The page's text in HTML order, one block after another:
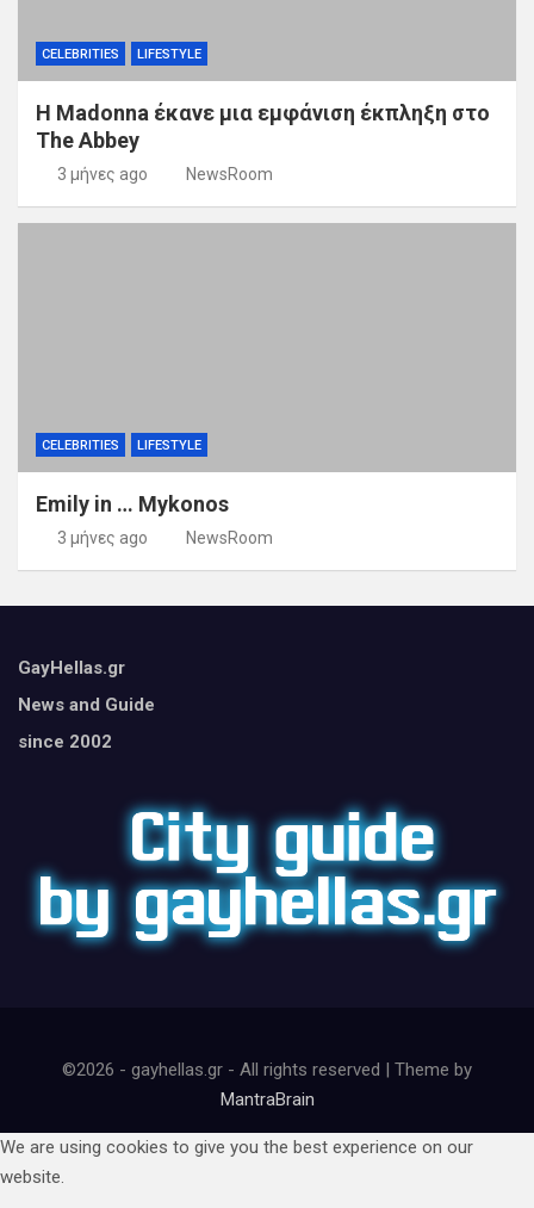
CELEBRITIES LIFESTYLE
Η Madonna έκανε μια εμφάνιση έκπληξη στο
The Abbey
3 μήνες ago NewsRoom
CELEBRITIES LIFESTYLE
Emily in … Mykonos
3 μήνες ago NewsRoom
GayHellas.gr
News and Guide
since 2002
©2026 - gayhellas.gr - All rights reserved | Theme by
MantraBrain
We are using cookies to give you the best experience on our
website.